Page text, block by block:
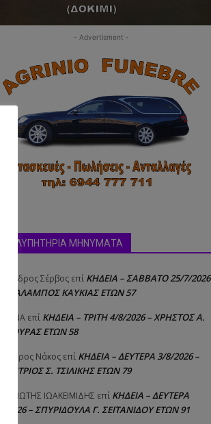
- Advertisment -
ΜΗΝΥΜΑΤΑ
Σέρβος επί ΚΗΔΕΙΑ – ΣΑΒΒΑΤΟ 25/7/2026
ΚΑΥΚΙΑΣ ΕΤΩΝ 57
επί ΚΗΔΕΙΑ – ΤΡΙΤΗ 4/8/2026 – ΧΡΗΣΤΟΣ Α.
ΕΤΩΝ 58
Νάκος επί ΚΗΔΕΙΑ – ΔΕΥΤΕΡΑ 3/8/2026 –
Σ. ΤΣΙΛΙΚΗΣ ΕΤΩΝ 79
IΩΑΚΕΙΜΙΔΗΣ επί ΚΗΔΕΙΑ – ΔΕΥΤΕΡΑ
2026 – ΣΠΥΡΙΔΟΥΛΑ Γ. ΣΕΪΤΑΝΙΔΟΥ ΕΤΩΝ 91